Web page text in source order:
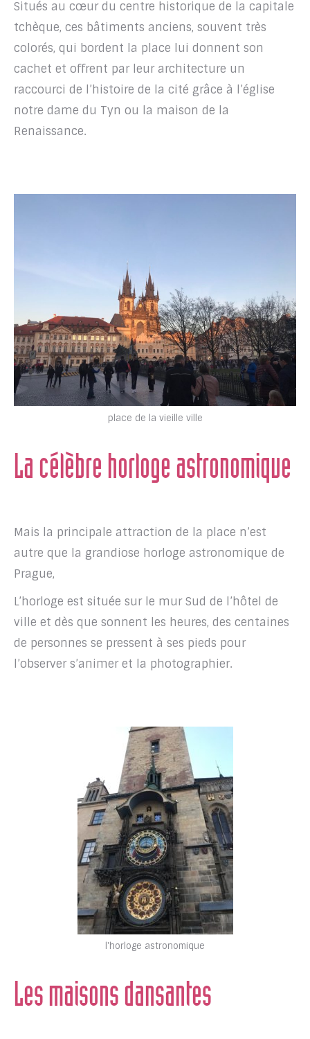
Situés au cœur du centre historique de la capitale
tchèque, ces bâtiments anciens, souvent très
colorés, qui bordent la place lui donnent son
cachet et offrent par leur architecture un
raccourci de l’histoire de la cité grâce à l’église
notre dame du Tyn ou la maison de la
Renaissance.
place de la vieille ville
La célèbre horloge astronomique
Mais la principale attraction de la place n’est
autre que la grandiose horloge astronomique de
Prague,
L’horloge est située sur le mur Sud de l’hôtel de
ville et dès que sonnent les heures, des centaines
de personnes se pressent à ses pieds pour
l’observer s’animer et la photographier.
l'horloge astronomique
Les maisons dansantes